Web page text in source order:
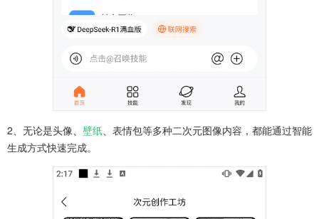
2、无论是头像、 壁纸、表情包等多种二次元图像内容，都能通过智能
生成方式快速完成。